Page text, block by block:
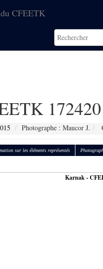
CFEETK
172420
Photographe : Maucor J.
sur les éléments représentés